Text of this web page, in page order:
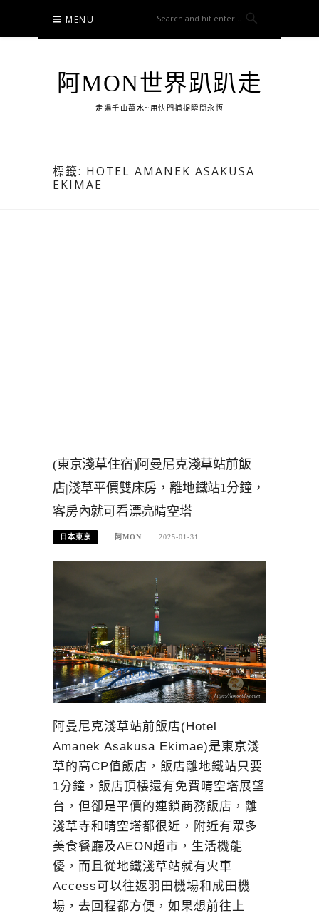
content
MENU
阿MON世界趴趴走
走遍千山萬水~用快門捕捉瞬間永恆
標籤: HOTEL AMANEK ASAKUSA
EKIMAE
(東京淺草住宿)阿曼尼克淺草站前飯
店|淺草平價雙床房，離地鐵站1分鐘，
客房內就可看漂亮晴空塔
日本東京 阿MON 2025-01-31
阿曼尼克淺草站前飯店(Hotel
Amanek Asakusa Ekimae)是東京淺
草的高CP值飯店，飯店離地鐵站只要
1分鐘，飯店頂樓還有免費晴空塔展望
台，但卻是平價的連鎖商務飯店，離
淺草寺和晴空塔都很近，附近有眾多
美食餐廳及AEON超市，生活機能
優，而且從地鐵淺草站就有火車
Access可以往返羽田機場和成田機
場，去回程都方便，如果想前往上